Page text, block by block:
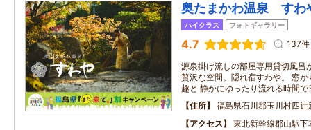
奥たまかわ温泉 すわ
ハイクラス フォトギャラリー
4.7 137件
源泉掛け流しの部屋専用貸切風呂
贅沢な空間。隠れ宿すわや。 窓
趣と 静かにゆったり流れる時間
住所
福島県石川郡玉川村四辻
アクセス
東北新幹線郡山駅